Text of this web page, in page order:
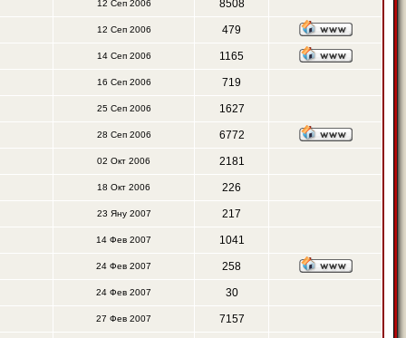
12 Сеп 2006 8508
12 Сеп 2006 479
14 Сеп 2006 1165
16 Сеп 2006 719
25 Сеп 2006 1627
28 Сеп 2006 6772
02 Окт 2006 2181
18 Окт 2006 226
23 Яну 2007 217
14 Фев 2007 1041
24 Фев 2007 258
24 Фев 2007 30
27 Фев 2007 7157